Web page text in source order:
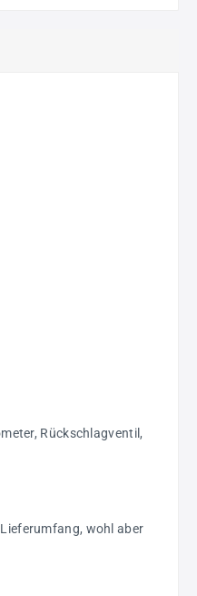
Rückschlagventil,
wohl aber